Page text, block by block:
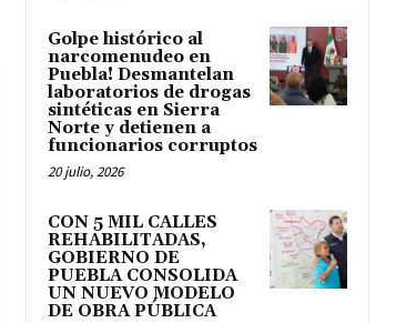
Golpe histórico al
narcomenudeo en
Puebla! Desmantelan
laboratorios de drogas
sintéticas en Sierra
Norte y detienen a
funcionarios corruptos
20 julio, 2026
CON 5 MIL CALLES
REHABILITADAS,
GOBIERNO DE
PUEBLA CONSOLIDA
UN NUEVO MODELO
DE OBRA PÚBLICA